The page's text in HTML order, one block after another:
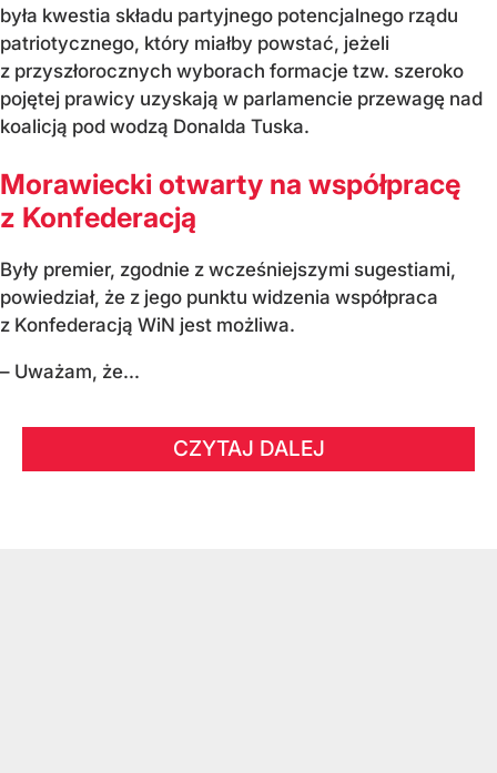
była kwestia składu partyjnego potencjalnego rządu
patriotycznego, który miałby powstać, jeżeli
z przyszłorocznych wyborach formacje tzw. szeroko
pojętej prawicy uzyskają w parlamencie przewagę nad
koalicją pod wodzą Donalda Tuska.
Morawiecki otwarty na współpracę
z Konfederacją
Były premier, zgodnie z wcześniejszymi sugestiami,
powiedział, że z jego punktu widzenia współpraca
z Konfederacją WiN jest możliwa.
– Uważam, że...
CZYTAJ DALEJ